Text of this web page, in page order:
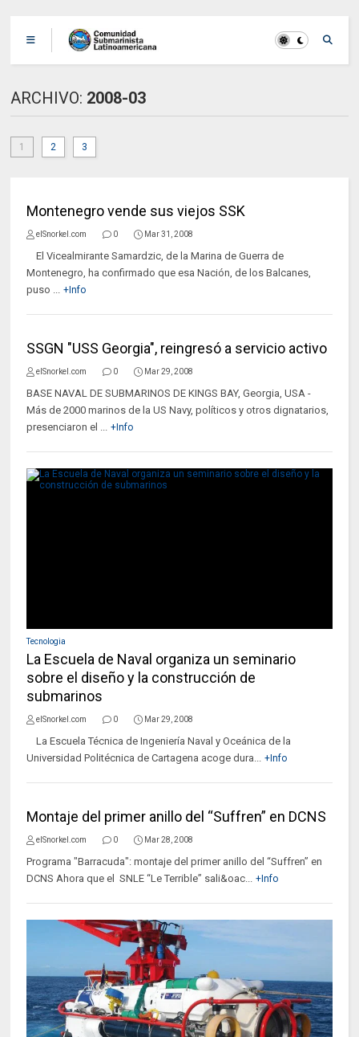
ARCHIVO: 2008-03
1 2 3
Montenegro vende sus viejos SSK
elSnorkel.com 0 Mar 31, 2008
El Vicealmirante Samardzic, de la Marina de Guerra de
Montenegro, ha confirmado que esa Nación, de los Balcanes,
puso ... +Info
SSGN "USS Georgia", reingresó a servicio activo
elSnorkel.com 0 Mar 29, 2008
BASE NAVAL DE SUBMARINOS DE KINGS BAY, Georgia, USA -
Más de 2000 marinos de la US Navy, políticos y otros dignatarios,
presenciaron el ... +Info
Tecnologia
La Escuela de Naval organiza un seminario
sobre el diseño y la construcción de
submarinos
elSnorkel.com 0 Mar 29, 2008
La Escuela Técnica de Ingeniería Naval y Oceánica de la
Universidad Politécnica de Cartagena acoge dura... +Info
Montaje del primer anillo del “Suffren” en DCNS
elSnorkel.com 0 Mar 28, 2008
Programa "Barracuda": montaje del primer anillo del “Suffren” en
DCNS Ahora que el SNLE “Le Terrible” sali&oac... +Info